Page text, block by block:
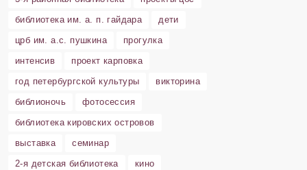
библиотека им. а. п. гайдара
дети
црб им. а.с. пушкина
прогулка
интенсив
проект карповка
год петербургской культуры
викторина
библионочь
фотосессия
библиотека кировских островов
выставка
семинар
2-я детская библиотека
кино